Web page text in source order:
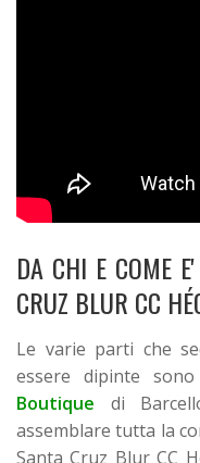
DA CHI E COME
CRUZ BLUR CC
Le varie parti che
essere dipinte
Boutique di
assemblare tutta la
Santa Cruz Blur CC